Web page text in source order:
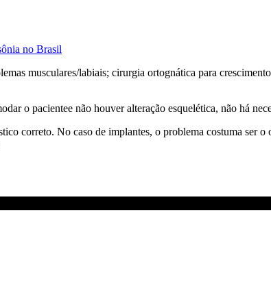
no Brasil
musculares/labiais; cirurgia ortognática para
o pacientee não houver alteração esquelética, não há
correto. No caso de implantes, o problema costuma ser